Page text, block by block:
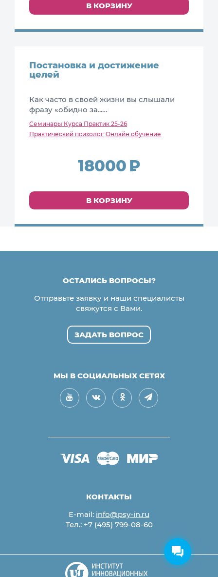
В КОРЗИНУ
Постановка и достижение
целей
Как часто в своей жизни вы слышали
фразу «обидно за...…
Семинары Курса Практик 25-26
Практический психолог Онлайн обучение
18000
В КОРЗИНУ
ОСТАЛИСЬ ВОПРОСЫ?
Отправьте заявку и наши специалисты
свяжутся с Вами.
ЗАДАТЬ ВОПРОС
МЫ В СОЦИАЛЬНЫХ СЕТЯХ
КОНТАКТЫ
E-mail: info@psy-in.ru
Тел.: +7 (495) 799-08-60